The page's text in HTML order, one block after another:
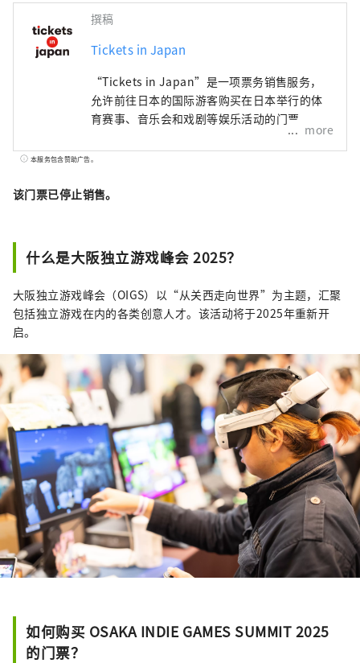
撰稿
Tickets in Japan
“Tickets in Japan”是一项票务销售服务，
允许前往日本的国际游客购买在日本举行的体
育赛事、音乐会和戏剧等娱乐活动的门票。
more
本服务包含赞助广告。
该门票已停止销售。
什么是大阪独立游戏峰会 2025？
大阪独立游戏峰会（OIGS）以“从关西走向世界”为主题，汇聚
包括独立游戏在内的各类创意人才。该活动将于2025年重新开
启。
如何购买 OSAKA INDIE GAMES SUMMIT 2025
的门票？